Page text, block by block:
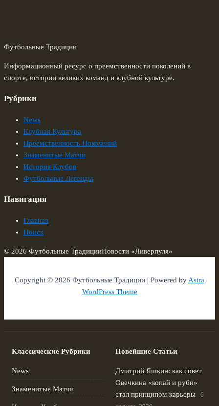
Футбольные Традиции
Информационный ресурс о преемственности поколений в
спорте, истории великих команд и клубной культуре.
Рубрики
News
Клубная Культура
Преемственность Поколений
Знаменитые Матчи
История Клубов
Футбольные Легенды
Навигация
Главная
Поиск
© 2026 Футбольные ТрадицииНовости «Ливерпуля»
Copyright © 2026 Футбольные Традиции | Powered byAstra
WordPress Theme
Классические Рубрики
News
Знаменитые Матчи
Новейшие Статьи
Дмитрий Яшкин: как совет
Овечкина «копай и руби»
стал принципом карьеры
6